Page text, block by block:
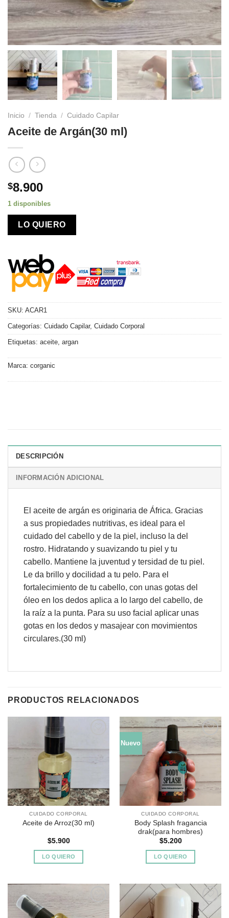
Inicio / Tienda / Cuidado Capilar
Aceite de Argán(30 ml)
$8.900
1 disponibles
LO QUIERO
SKU: ACAR1
Categorías: Cuidado Capilar, Cuidado Corporal
Etiquetas: aceite, argan
Marca: corganic
DESCRIPCIÓN
INFORMACIÓN ADICIONAL
El aceite de argán es originaria de África. Gracias
a sus propiedades nutritivas, es ideal para el
cuidado del cabello y de la piel, incluso la del
rostro. Hidratando y suavizando tu piel y tu
cabello. Mantiene la juventud y tersidad de tu piel.
Le da brillo y docilidad a tu pelo. Para el
fortalecimiento de tu cabello, con unas gotas del
óleo en los dedos aplica a lo largo del cabello, de
la raíz a la punta. Para su uso facial aplicar unas
gotas en los dedos y masajear con movimientos
circulares.(30 ml)
PRODUCTOS RELACIONADOS
a
CUIDADO CORPORAL
Aceite de Arroz(30 ml)
$5.900
LO QUIERO
Nuevo
Agregar
Favoritos
CUIDADO CORPORAL
Body Splash fragancia
drak(para hombres)
$5.200
LO QUIERO
Agregar
a
Agregar
a